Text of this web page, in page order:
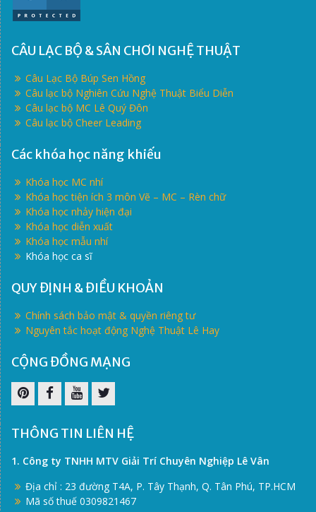
CÂU LẠC BỘ & SÂN CHƠI NGHỆ THUẬT
Câu Lạc Bộ Búp Sen Hồng
Câu lạc bộ Nghiên Cứu Nghệ Thuật Biểu Diễn
Câu lạc bộ MC Lê Quý Đôn
Câu lạc bộ Cheer Leading
Các khóa học năng khiếu
Khóa học MC nhí
Khóa học tiện ích 3 môn Vẽ – MC – Rèn chữ
Khóa học nhảy hiện đại
Khóa học diễn xuất
Khóa học mẫu nhí
Khóa học ca sĩ
QUY ĐỊNH & ĐIỀU KHOẢN
Chính sách bảo mật & quyền riêng tư
Nguyên tắc hoạt động Nghệ Thuật Lê Hay
CỘNG ĐỒNG MẠNG
THÔNG TIN LIÊN HỆ
1. Công ty TNHH MTV Giải Trí Chuyên Nghiệp Lê Vân
Địa chỉ : 23 đường T4A, P. Tây Thạnh, Q. Tân Phú, TP.HCM
Mã số thuế 0309821467